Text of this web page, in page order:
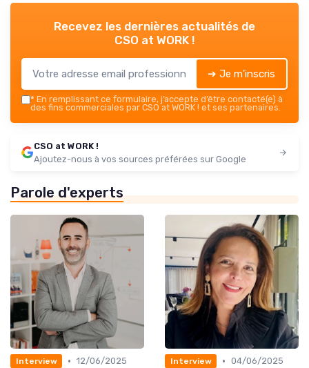
Recevez les dernières actualités de
CSO at WORK !
➔ Je m'inscris
* En remplissant ce formulaire, j’accepte d’être contacté(e) à
des fins commerciales par CSO at WORK ! et ses partenaires.
CSO at WORK !
Ajoutez-nous à vos sources préférées sur Google
Parole d'experts
Interview • 12/06/2025
Interview • 04/06/2025